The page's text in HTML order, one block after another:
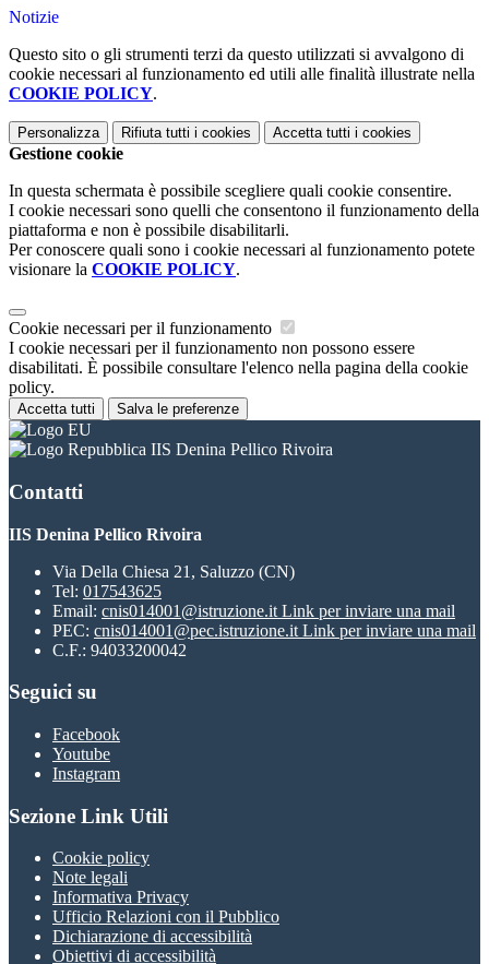
Notizie
Questo sito o gli strumenti terzi da questo utilizzati si avvalgono di
cookie necessari al funzionamento ed utili alle finalità illustrate nella
COOKIE POLICY.
Personalizza Rifiuta tutti i cookies Accetta tutti i cookies
Gestione cookie
In questa schermata è possibile scegliere quali cookie consentire.
I cookie necessari sono quelli che consentono il funzionamento della
piattaforma e non è possibile disabilitarli.
Per conoscere quali sono i cookie necessari al funzionamento potete
visionare la COOKIE POLICY.
Cookie necessari per il funzionamento
I cookie necessari per il funzionamento non possono essere
disabilitati. È possibile consultare l'elenco nella pagina della cookie
policy.
Accetta tutti Salva le preferenze
IIS Denina Pellico Rivoira
Contatti
IIS Denina Pellico Rivoira
Via Della Chiesa 21, Saluzzo (CN)
Tel: 017543625
Email: cnis014001@istruzione.it Link per inviare una mail
PEC: cnis014001@pec.istruzione.it Link per inviare una mail
C.F.: 94033200042
Seguici su
Facebook
Youtube
Instagram
Sezione Link Utili
Cookie policy
Note legali
Informativa Privacy
Ufficio Relazioni con il Pubblico
Dichiarazione di accessibilità
Obiettivi di accessibilità